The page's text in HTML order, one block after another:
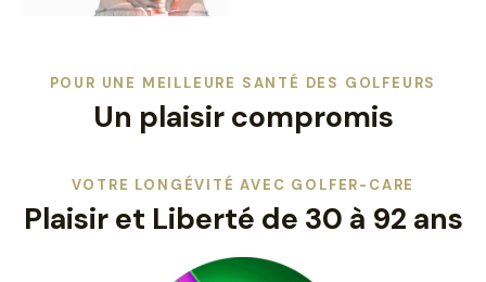
POUR UNE MEILLEURE SANTÉ DES GOLFEURS
Un plaisir compromis
VOTRE LONGÉVITÉ AVEC GOLFER-CARE
Plaisir et Liberté de 30 à 92 ans